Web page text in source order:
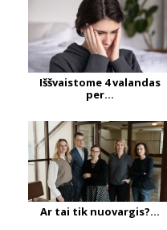
Iššvaistome 4 valandas
per...
Ar tai tik nuovargis?...